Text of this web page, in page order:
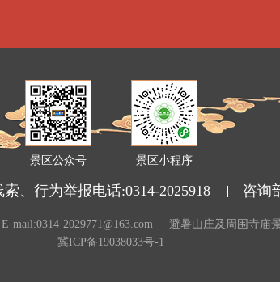
景区公众号 景区小程序
、行为举报电话:0314-2025918 咨询
E-mail:0314-2029771@163.com 避暑山庄及周围寺庙
冀ICP备19038033号-1